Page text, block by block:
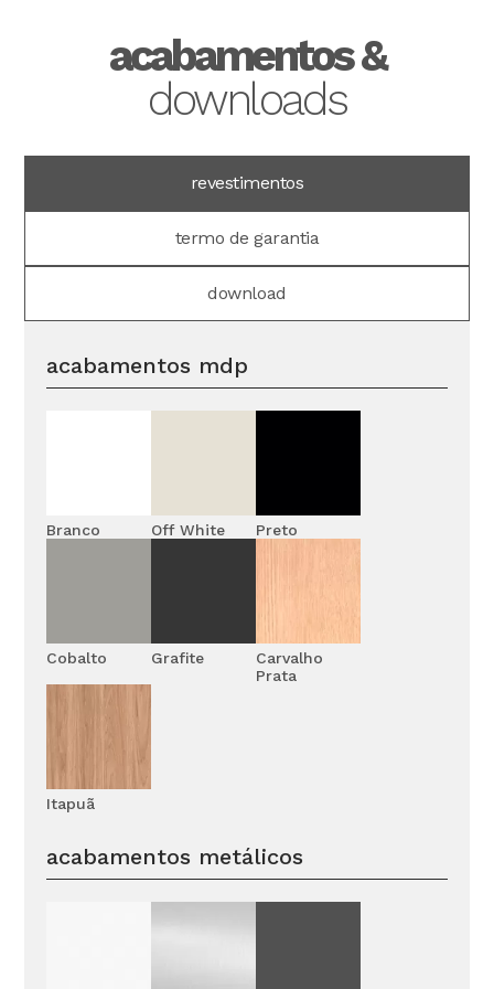
acabamentos &
downloads
revestimentos
termo de garantia
download
acabamentos mdp
Branco Off White Preto
Cobalto Grafite
Carvalho
Prata
Itapuã
acabamentos metálicos